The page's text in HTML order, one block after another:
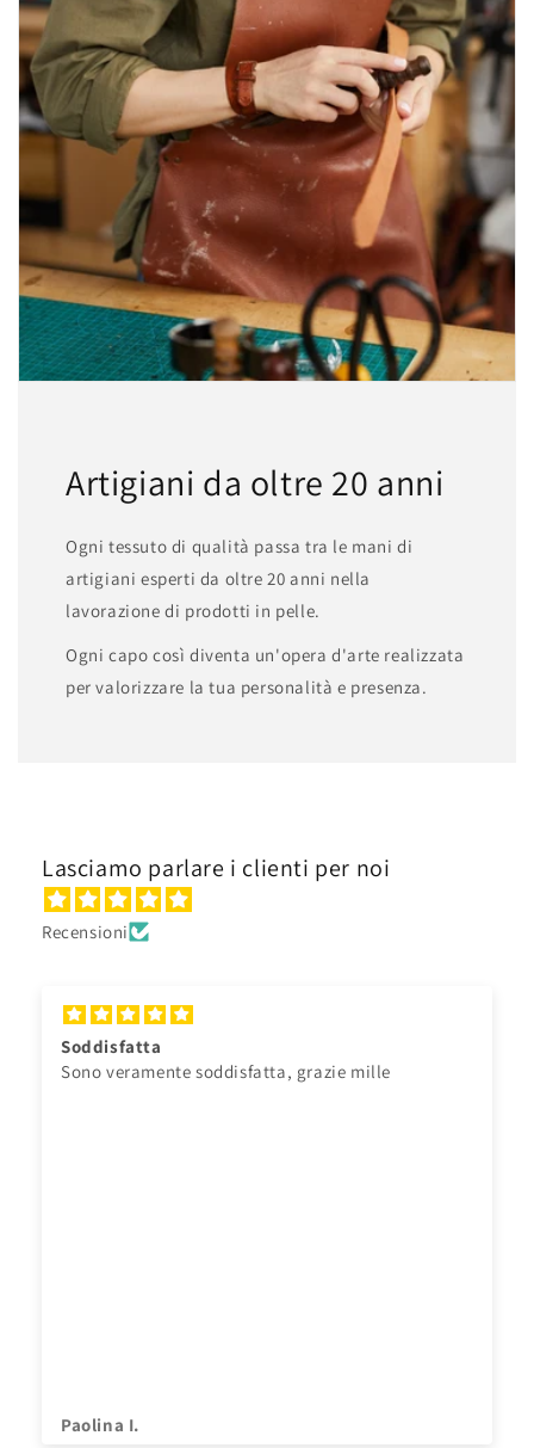
Artigiani da oltre 20 anni
Ogni tessuto di qualità passa tra le mani di
artigiani esperti da oltre 20 anni nella
lavorazione di prodotti in pelle.
Ogni capo così diventa un'opera d'arte realizzata
per valorizzare la tua personalità e presenza.
Lasciamo parlare i clienti per noi
Recensioni
Soddisfatta
Sono veramente soddisfatta, grazie mille
Paolina I.